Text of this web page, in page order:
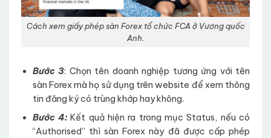
Cách xem giấy phép sàn Forex tổ chức FCA ở Vương quốc
Anh.
Bước 3: Chọn tên doanh nghiệp tương ứng với tên
sàn Forex mà họ sử dụng trên website để xem thông
tin đăng ký có trùng khớp hay không.
Bước 4: Kết quả hiện ra trong mục Status, nếu có
“Authorised” thì sàn Forex này đã được cấp phép